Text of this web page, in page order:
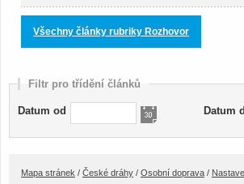
Všechny články rubriky Rozhovor
Filtr pro třídění článků
Datum od Datum
Mapa stránek / České dráhy / Osobní doprava /